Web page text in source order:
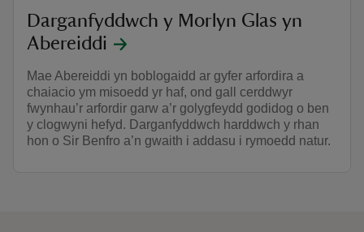
Darganfyddwch y Morlyn Glas yn
Abereiddi
Mae Abereiddi yn boblogaidd ar gyfer arfordira a
chaiacio ym misoedd yr haf, ond gall cerddwyr
fwynhau’r arfordir garw a’r golygfeydd godidog o ben
y clogwyni hefyd. Darganfyddwch harddwch y rhan
hon o Sir Benfro a’n gwaith i addasu i rymoedd natur.